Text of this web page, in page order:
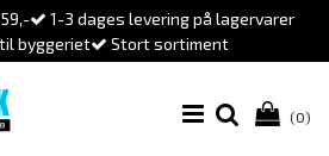
1-3 dages levering på lagervarer
byggeriet
Stort sortiment
(0)